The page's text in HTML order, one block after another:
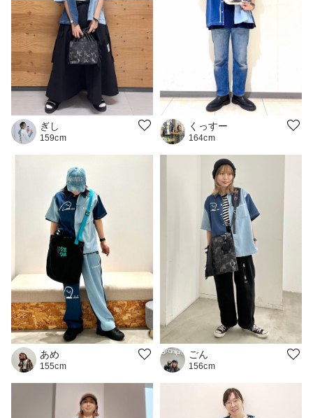
ぎし
159cm
くっすー
164cm
あめ
155cm
ごん
156cm